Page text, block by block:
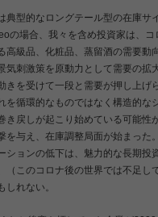
典型的なロングテール型の在庫サ
の場合、我々を含め投資家は、コ
高級品、化粧品、蒸留酒の需要動
気刺激策を原動力として需要の拡
きを受けて一段と需要が押し上げ
を循環的なものではなく構造的な
き戻しが起こり始めている可能性
を与え、在庫調整局面が始まった
ションの低下は、魅力的な長期投
（このコロナ後の世界では不足し
しれない。